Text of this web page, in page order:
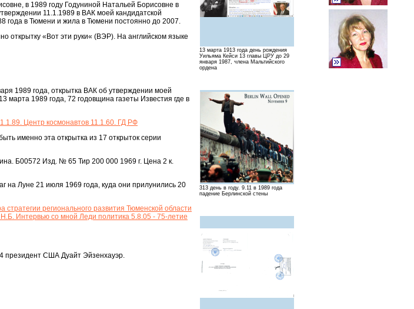
13 марта 1913 года день рождения
Уильяма Кейси 13 главы ЦРУ до 29
января 1987, члена Мальтийского
ордена
313 день в году. 9.11 в 1989 года
падение Берлинской стены
в 1989 году Годуниной Натальей Борисовне в
11.1.1989 в ВАК моей кандидатской
года в Тюмени и жила в Тюмени постоянно до 2007.
открытку «Вот эти руки« (ВЭР). На английском языке
1989 года, открытка ВАК об утверждении моей
марта 1989 года, 72 годовщина газеты Известия где в
Центр космонавтов 11.1.60. ГД РФ
именно эта открытка из 17 открыток серии
Б00572 Изд. № 65 Тир 200 000 1969 г. Цена 2 к.
Луне 21 июля 1969 года, куда они прилунились 20
регионального развития Тюменской области
Интервью со мной Леди политика 5.8.05 - 75-летие
президент США Дуайт Эйзенхауэр.